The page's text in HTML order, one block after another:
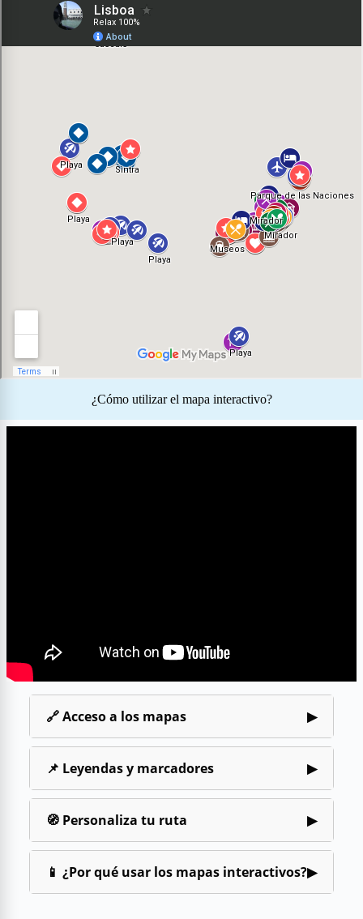
¿Cómo utilizar el mapa interactivo?
🔗 Acceso a los mapas ▶
📌 Leyendas y marcadores ▶
🧭 Personaliza tu ruta ▶
📱 ¿Por qué usar los mapas interactivos?▶